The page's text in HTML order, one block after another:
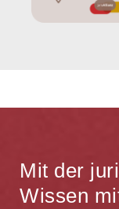
Mit der
Wissen